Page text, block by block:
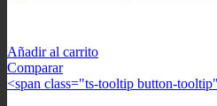
Añadir al carrito
Comparar
<span class="ts-tooltip button-